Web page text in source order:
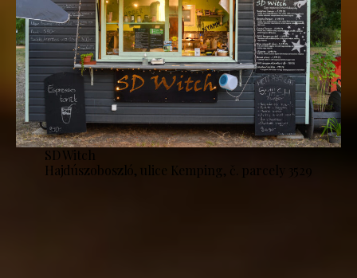
SD Witch
Hajdúszoboszló, ulice Kemping, č. parcely 3529